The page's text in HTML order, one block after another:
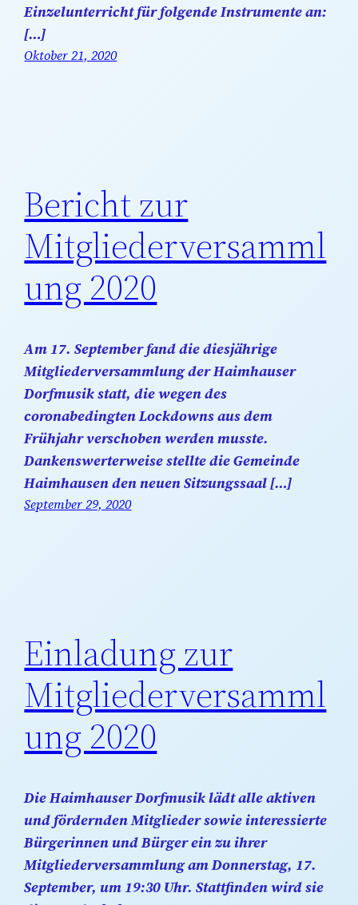
Einzelunterricht für folgende Instrumente an:
[…]
Oktober 21, 2020
Bericht zur
Mitgliederversamml
ung 2020
Am 17. September fand die diesjährige
Mitgliederversammlung der Haimhauser
Dorfmusik statt, die wegen des
coronabedingten Lockdowns aus dem
Frühjahr verschoben werden musste.
Dankenswerterweise stellte die Gemeinde
Haimhausen den neuen Sitzungssaal […]
September 29, 2020
Einladung zur
Mitgliederversamml
ung 2020
Die Haimhauser Dorfmusik lädt alle aktiven
und fördernden Mitglieder sowie interessierte
Bürgerinnen und Bürger ein zu ihrer
Mitgliederversammlung am Donnerstag, 17.
September, um 19:30 Uhr. Stattfinden wird sie